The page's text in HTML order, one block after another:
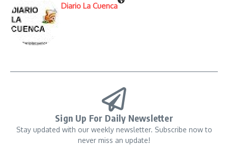
Diario La Cuenca
Sign Up For Daily Newsletter
Stay updated with our weekly newsletter. Subscribe now to
never miss an update!